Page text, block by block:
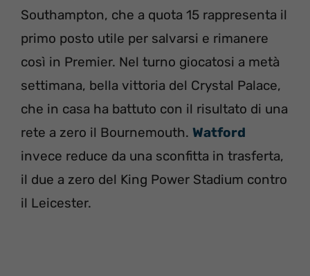
Southampton, che a quota 15 rappresenta il
primo posto utile per salvarsi e rimanere
così in Premier. Nel turno giocatosi a metà
settimana, bella vittoria del Crystal Palace,
che in casa ha battuto con il risultato di una
rete a zero il Bournemouth. Watford
invece reduce da una sconfitta in trasferta,
il due a zero del King Power Stadium contro
il Leicester.